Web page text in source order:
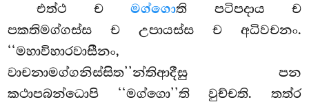
එත්ථ චමග්ගොති පටිපදාය ච
පකතිමග්ගස්ස ච උපායස්ස ච අධිවචනං.
‘‘මහාවිහාරවාසීනං,
වාචනාමග්ගනිස්සිත’’න්තිආදීසු පන
කථාපබන්ධොපි ‘‘මග්ගො’’ති වුච්චති. තත්ර